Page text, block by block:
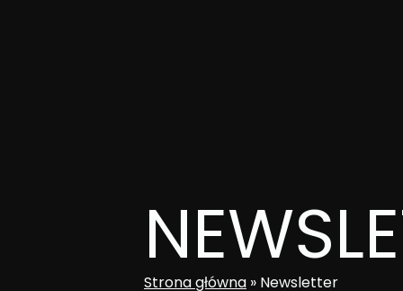
Strona główna » Newsletter